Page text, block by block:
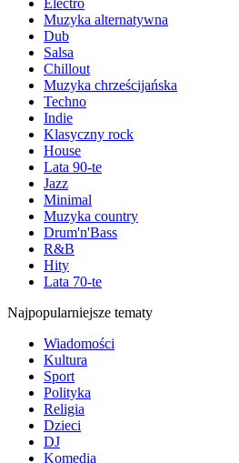
Electro
Muzyka alternatywna
Dub
Salsa
Chillout
Muzyka chrześcijańska
Techno
Indie
Klasyczny rock
House
Lata 90-te
Jazz
Minimal
Muzyka country
Drum'n'Bass
R&B
Hity
Lata 70-te
Najpopularniejsze tematy
Wiadomości
Kultura
Sport
Polityka
Religia
Dzieci
DJ
Komedia